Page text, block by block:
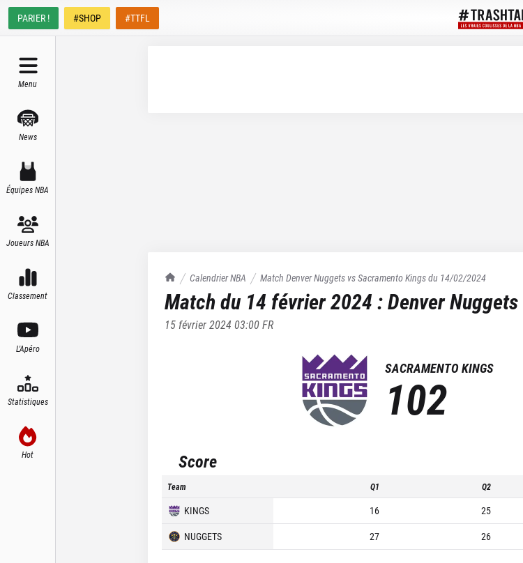
PARIER ! #SHOP #TTFL
Menu
News
Équipes NBA
Joueurs NBA
Classement
L'Apéro
Statistiques
Hot
TrashTalk Actu NBA
Calendrier NBA Match Denver Nuggets vsSacramento Kingsdu 14/02/2024
Match du 14 février 2024 :Denver Nuggets
15 février 2024 03:00FR
SACRAMENTO KINGS
102
Score
Team Q1 Q2
KINGS 16 25
NUGGETS
27 26